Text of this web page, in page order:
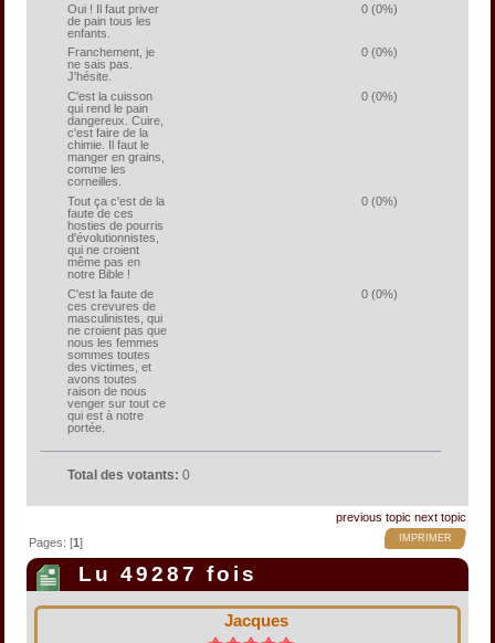
Oui ! Il faut priver
de pain tous les
enfants.
0 (0%)
Franchement, je
ne sais pas.
J'hésite.
0 (0%)
C'est la cuisson
qui rend le pain
dangereux. Cuire,
c'est faire de la
chimie. Il faut le
manger en grains,
comme les
corneilles.
0 (0%)
Tout ça c'est de la
faute de ces
hosties de pourris
d'évolutionnistes,
qui ne croient
même pas en
notre Bible !
0 (0%)
C'est la faute de
ces crevures de
masculinistes, qui
ne croient pas que
nous les femmes
sommes toutes
des victimes, et
avons toutes
raison de nous
venger sur tout ce
qui est à notre
portée.
0 (0%)
Total des votants: 0
previous topic next topic
IMPRIMER
Pages: [1]
Lu 49287 fois
Jacques